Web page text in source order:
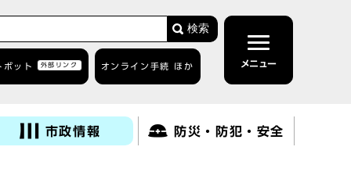
検索
ボット 外部リンク オンライン手続 ほか メニュー
市政情報 防災・防犯・安全